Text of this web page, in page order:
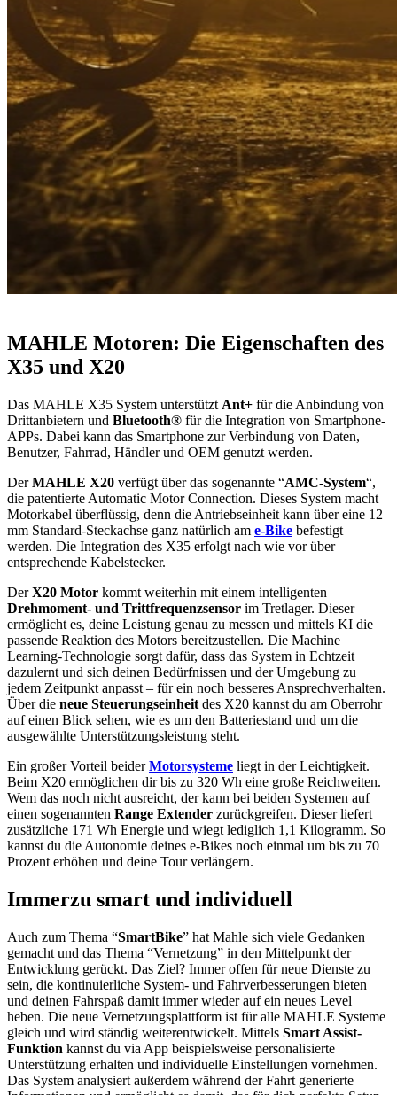
MAHLE Motoren: Die Eigenschaften des
X35 und X20
Das MAHLE X35 System unterstützt Ant+ für die Anbindung von
Drittanbietern und Bluetooth® für die Integration von Smartphone-
APPs. Dabei kann das Smartphone zur Verbindung von Daten,
Benutzer, Fahrrad, Händler und OEM genutzt werden.
DerMAHLE X20 verfügt über das sogenannte “AMC-System“,
die patentierte Automatic Motor Connection. Dieses System macht
Motorkabel überflüssig, denn die Antriebseinheit kann über eine 12
mm Standard-Steckachse ganz natürlich am e-Bike befestigt
werden. Die Integration des X35 erfolgt nach wie vor über
entsprechende Kabelstecker.
DerX20 Motor kommt weiterhin mit einem intelligenten
Drehmoment- und Trittfrequenzsensor im Tretlager. Dieser
ermöglicht es, deine Leistung genau zu messen und mittels KI die
passende Reaktion des Motors bereitzustellen. Die Machine
Learning-Technologie sorgt dafür, dass das System in Echtzeit
dazulernt und sich deinen Bedürfnissen und der Umgebung zu
jedem Zeitpunkt anpasst – für ein noch besseres Ansprechverhalten.
Über die neue Steuerungseinheit des X20 kannst du am Oberrohr
auf einen Blick sehen, wie es um den Batteriestand und um die
ausgewählte Unterstützungsleistung steht.
Ein großer Vorteil beiderMotorsysteme liegt in der Leichtigkeit.
Beim X20 ermöglichen dir bis zu 320 Wh eine große Reichweiten.
Wem das noch nicht ausreicht, der kann bei beiden Systemen auf
einen sogenannten Range Extender zurückgreifen. Dieser liefert
zusätzliche 171 Wh Energie und wiegt lediglich 1,1 Kilogramm. So
kannst du die Autonomie deines e-Bikes noch einmal um bis zu 70
Prozent erhöhen und deine Tour verlängern.
Immerzu smart und individuell
Auch zum Thema “SmartBike” hat Mahle sich viele Gedanken
gemacht und das Thema “Vernetzung” in den Mittelpunkt der
Entwicklung gerückt. Das Ziel? Immer offen für neue Dienste zu
sein, die kontinuierliche System- und Fahrverbesserungen bieten
und deinen Fahrspaß damit immer wieder auf ein neues Level
heben. Die neue Vernetzungsplattform ist für alle MAHLE Systeme
gleich und wird ständig weiterentwickelt. Mittels Smart Assist-
Funktion kannst du via App beispielsweise personalisierte
Unterstützung erhalten und individuelle Einstellungen vornehmen.
Das System analysiert außerdem während der Fahrt generierte